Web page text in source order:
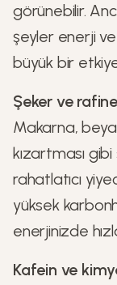
görünebilir.
şeyler enerji
büyük bir
Şeker ve
Makarna,
kızartması gibi
rahatlatıcı
yüksek
enerjinizde
Kafein ve